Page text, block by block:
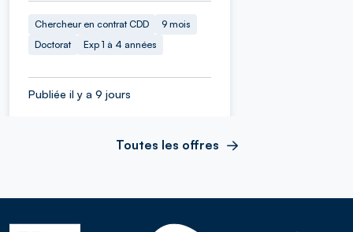
Chercheur en contrat CDD
9 mois
Doctorat
Exp 1 à 4 années
Publiée il y a 9 jours
Toutes les offres